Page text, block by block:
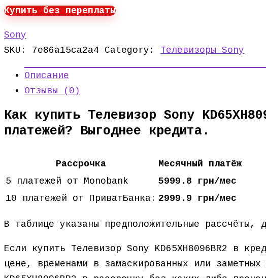
Купить без переплаты
Sony
SKU: 7e86a15ca2a4 Category: Телевизоры Sony
Описание
Отзывы (0)
Как купить Телевизор Sony
платежей? Выгоднее кредита.
Рассрочка
Месячный платёж
5 платежей от Monobank
5999.8 грн/мес
10 платежей от ПриватБанка: 2999.9 грн/мес
В таблице указаны предположительные рассчёты,
Если купить Телевизор Sony KD65XH8096BR2 в
цене, временами в замаскированных или